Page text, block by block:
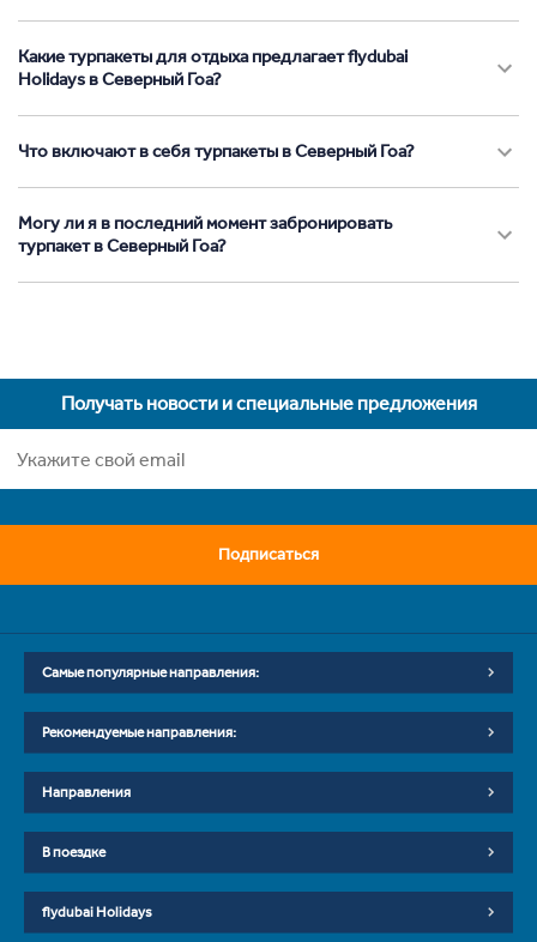
Какие турпакеты для отдыха предлагает flydubai
Holidays в Северный Гоа?
Что включают в себя турпакеты в Северный Гоа?
Могу ли я в последний момент забронировать
турпакет в Северный Гоа?
Получать новости и специальные предложения
Подписаться
Самые популярные направления:
Рекомендуемые направления:
Направления
В поездке
flydubai Holidays